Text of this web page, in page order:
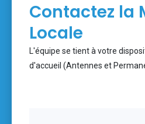
Contactez la
Locale
L'équipe se tient à votre
d'accueil (Antennes et